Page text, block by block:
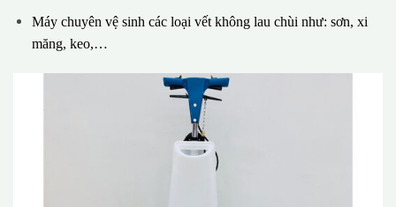
Máy chuyên vệ sinh các loại vết không lau chùi như: sơn, xi
măng, keo,…